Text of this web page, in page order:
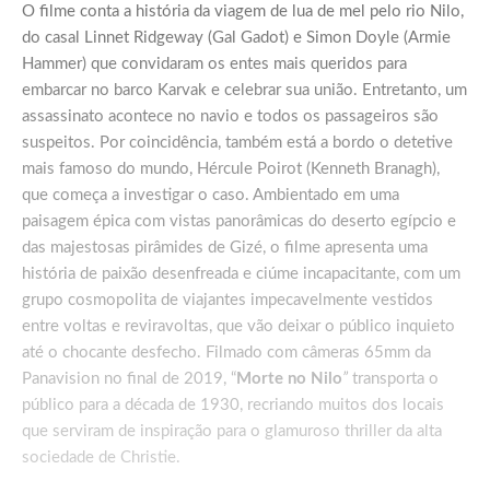
O filme conta a história da viagem de lua de mel pelo rio Nilo,
do casal Linnet Ridgeway (Gal Gadot) e Simon Doyle (Armie
Hammer) que convidaram os entes mais queridos para
embarcar no barco Karvak e celebrar sua união. Entretanto, um
assassinato acontece no navio e todos os passageiros são
suspeitos. Por coincidência, também está a bordo o detetive
mais famoso do mundo, Hércule Poirot (Kenneth Branagh),
que começa a investigar o caso. Ambientado em uma
paisagem épica com vistas panorâmicas do deserto egípcio e
das majestosas pirâmides de Gizé, o filme apresenta uma
história de paixão desenfreada e ciúme incapacitante, com um
grupo cosmopolita de viajantes impecavelmente vestidos
entre voltas e reviravoltas, que vão deixar o público inquieto
até o chocante desfecho. Filmado com câmeras 65mm da
Panavision no final de 2019, “ Morte no Nilo” transporta o
público para a década de 1930, recriando muitos dos locais
que serviram de inspiração para o glamuroso thriller da alta
sociedade de Christie.